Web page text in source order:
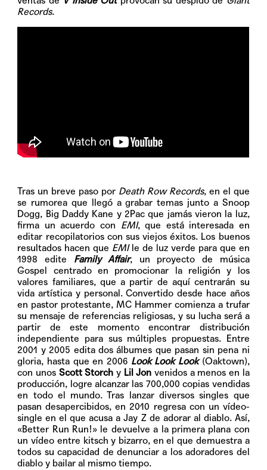
Records.
Tras un breve paso por Death Row Records, en el que
se rumorea que llegó a grabar temas junto a Snoop
Dogg, Big Daddy Kane y 2Pac que jamás vieron la luz,
firma un acuerdo con EMI, que está interesada en
editar recopilatorios con sus viejos éxitos. Los buenos
resultados hacen que EMI le de luz verde para que en
1998 edite Family Affair, un proyecto de música
Gospel centrado en promocionar la religión y los
valores familiares, que a partir de aquí centrarán su
vida artística y personal. Convertido desde hace años
en pastor protestante, MC Hammer comienza a trufar
su mensaje de referencias religiosas, y su lucha será a
partir de este momento encontrar distribución
independiente para sus múltiples propuestas. Entre
2001 y 2005 edita dos álbumes que pasan sin pena ni
gloria, hasta que en 2006 Look Look Look(Oaktown),
con unos Scott Storch y Lil Jon venidos a menos en la
producción, logre alcanzar las 700,000 copias vendidas
en todo el mundo. Tras lanzar diversos singles que
pasan desapercibidos, en 2010 regresa con un vídeo-
single en el que acusa a Jay Z de adorar al diablo. Así,
«Better Run Run!» le devuelve a la primera plana con
un vídeo entre kitsch y bizarro, en el que demuestra a
todos su capacidad de denunciar a los adoradores del
diablo y bailar al mismo tiempo.